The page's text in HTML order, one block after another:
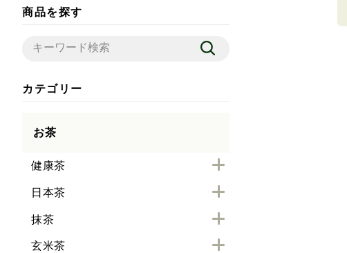
商品を探す
カテゴリー
お茶
健康茶
日本茶
抹茶
玄米茶